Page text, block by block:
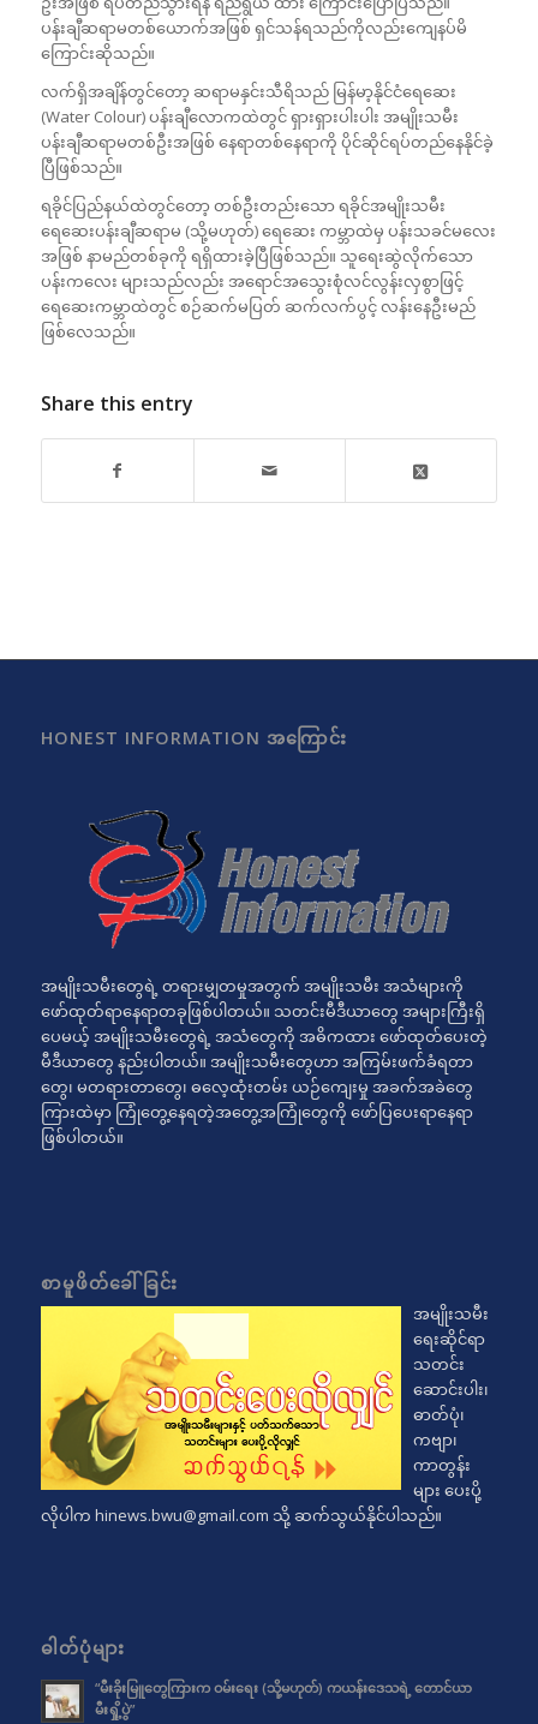
ပန်းချီဆရာမတစ်ယောက်အဖြစ် ရှင်သန်ရသည်ကိုလည်းကျေနပ်မိ
ကြောင်းဆိုသည်။
လက်ရှိအချိန်တွင်တော့ ဆရာမနှင်းသီရိသည် မြန်မာ့နိုင်ငံရေဆေး
(Water Colour) ပန်းချီလောကထဲတွင် ရှားရှားပါးပါး အမျိုးသမီး
ပန်းချီဆရာမတစ်ဦးအဖြစ် နေရာတစ်နေရာကို ပိုင်ဆိုင်ရပ်တည်နေနိုင်ခဲ့
ပြီဖြစ်သည်။
ရခိုင်ပြည်နယ်ထဲတွင်တော့ တစ်ဦးတည်းသော ရခိုင်အမျိုးသမီး
ရေဆေးပန်းချီဆရာမ (သို့မဟုတ်) ရေဆေး ကမ္ဘာထဲမှ ပန်းသခင်မလေး
အဖြစ် နာမည်တစ်ခုကို ရရှိထားခဲ့ပြီဖြစ်သည်။ သူရေးဆွဲလိုက်သော
ပန်းကလေး များသည်လည်း အရောင်အသွေးစုံလင်လွန်းလှစွာဖြင့်
ရေဆေးကမ္ဘာထဲတွင် စဉ်ဆက်မပြတ် ဆက်လက်ပွင့် လန်းနေဦးမည်
ဖြစ်လေသည်။
Share this entry
HONEST INFORMATION အကြောင်း
အမျိုးသမီးတွေရဲ့ တရားမျှတမှုအတွက် အမျိုးသမီး အသံများကို
ဖော်ထုတ်ရာနေရာတခုဖြစ်ပါတယ်။ သတင်းမီဒီယာတွေ အများကြီးရှိ
ပေမယ့် အမျိုးသမီးတွေရဲ့ အသံတွေကို အဓိကထား ဖော်ထုတ်ပေးတဲ့
မီဒီယာတွေ နည်းပါတယ်။ အမျိုးသမီးတွေဟာ အကြမ်းဖက်ခံရတာ
တွေ၊ မတရားတာတွေ၊ ဓလေ့ထုံးတမ်း ယဉ်ကျေးမှု အခက်အခဲတွေ
ကြားထဲမှာ ကြုံတွေ့နေရတဲ့အတွေ့အကြုံတွေကို ဖော်ပြပေးရာနေရာ
ဖြစ်ပါတယ်။
စာမူဖိတ်ခေါ်ခြင်း
အမျိုးသမီး
ရေးဆိုင်ရာ
သတင်း
ဆောင်းပါး၊
ဓာတ်ပုံ၊
ကဗျာ၊
ကာတွန်း
များ ပေးပို့
လိုပါက hinews.bwu@gmail.com သို့ ဆက်သွယ်နိုင်ပါသည်။
ဓါတ်ပုံများ
“မီးခိုးမြူတွေကြားက ဝမ်းရေး (သို့မဟုတ်) ကယန်းဒေသရဲ့ တောင်ယာ
မီးရှို့ပွဲ”